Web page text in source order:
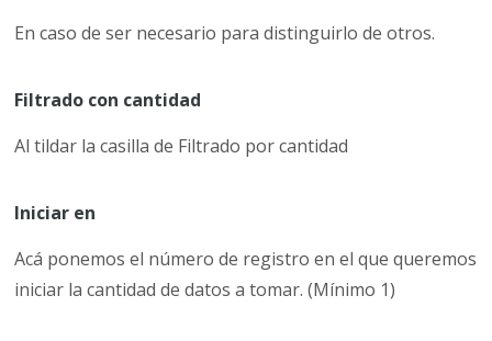
En caso de ser necesario para distinguirlo de otros.
Filtrado con cantidad
Al tildar la casilla de Filtrado por cantidad
Iniciar en
Acá ponemos el número de registro en el que queremos
iniciar la cantidad de datos a tomar. (Mínimo 1)